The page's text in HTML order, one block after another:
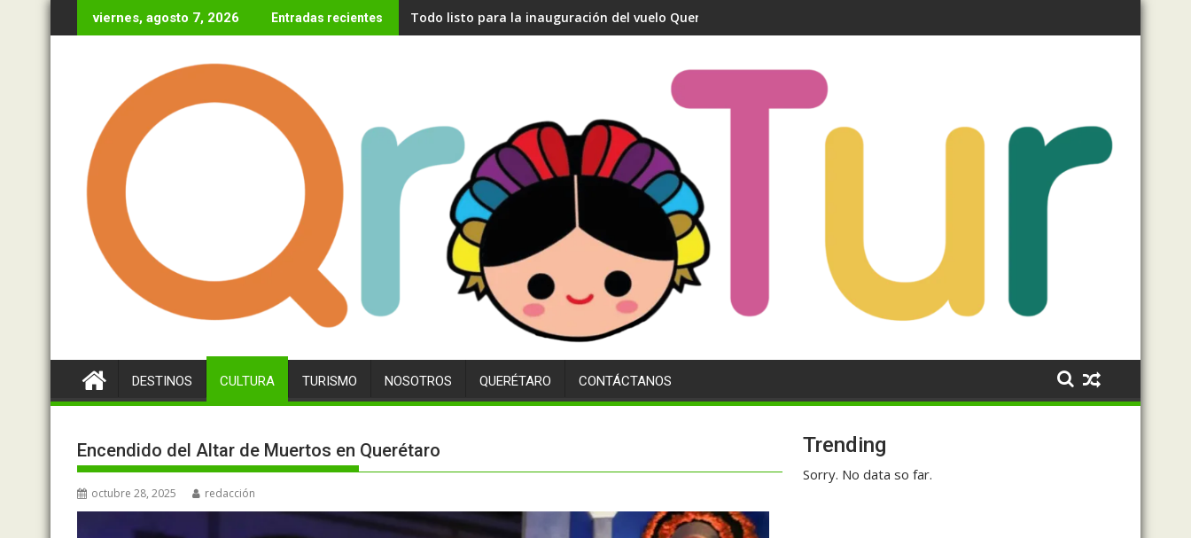
al
viernes, agosto 7, 2026 Entradas recientes Todo listo para la inauguración del vuelo Querétaro- Madrid
DESTINOS CULTURA TURISMO NOSOTROS QUERÉTARO CONTÁCTANOS
Encendido del Altar de Muertos en Querétaro
octubre 28, 2025 redacción
Trending
Sorry. No data so far.